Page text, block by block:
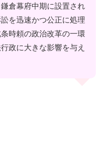
倉幕府中期に設置され
を迅速かつ公正に処理
時頼の政治改革の一環
政に大きな影響を与え